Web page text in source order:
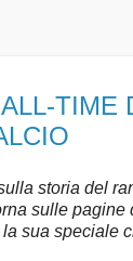
TIME
storia del
sulle pagine
sua speciale